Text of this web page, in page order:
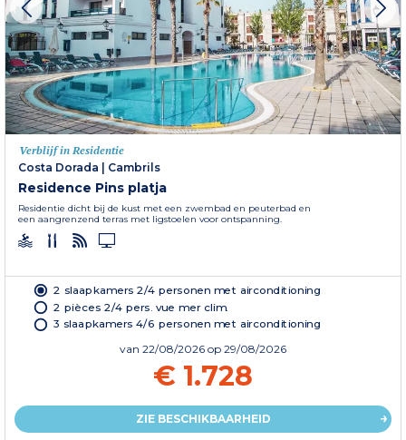
Verblijf in Residentie
Costa Dorada | Cambrils
Residence Pins platja
Residentie dicht bij de kust met een zwembad en peuterbad en
een aangrenzend terras met ligstoelen voor ontspanning.
2 slaapkamers 2/4 personen met airconditioning
2 pièces 2/4 pers. vue mer clim.
3 slaapkamers 4/6 personen met airconditioning
van 22/08/2026 op 29/08/2026
€ 1.728
ZIE BESCHIKBAARHEID